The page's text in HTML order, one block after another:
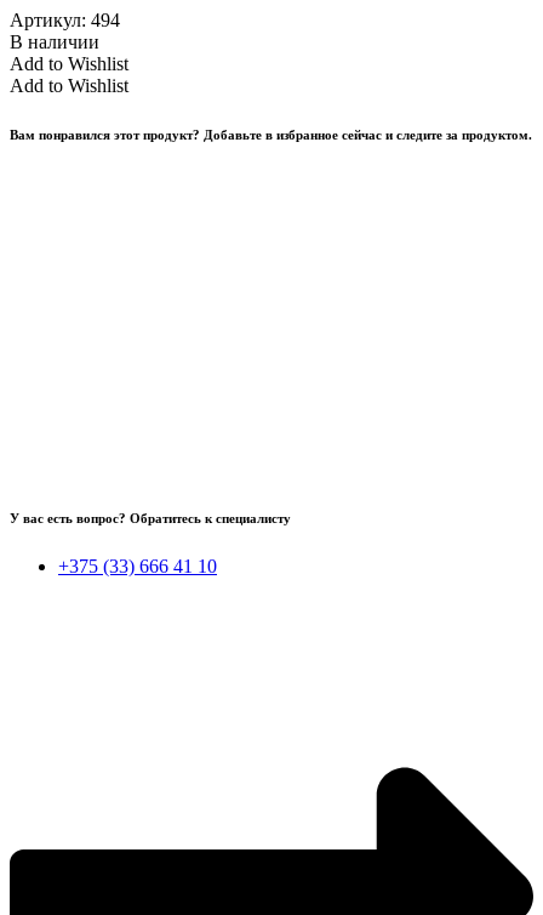
Артикул: 494
В наличии
Add to Wishlist
Add to Wishlist
Вам понравился этот продукт? Добавьте в избранное сейчас и следите за продуктом.
У вас есть вопрос? Обратитесь к специалисту
+375 (33) 666 41 10